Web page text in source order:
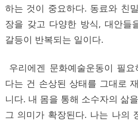
하는 것이 중요하다. 동료와 친
장을 갖고 다양한 방식, 대안들
갈등이 반복되는 일이다.
우리에겐 문화예술운동이 필요
다는 건 손상된 상태를 그대로
니다. 내 몸을 통해 소수자의 삶
그 의미가 확장된다. 나는 나의